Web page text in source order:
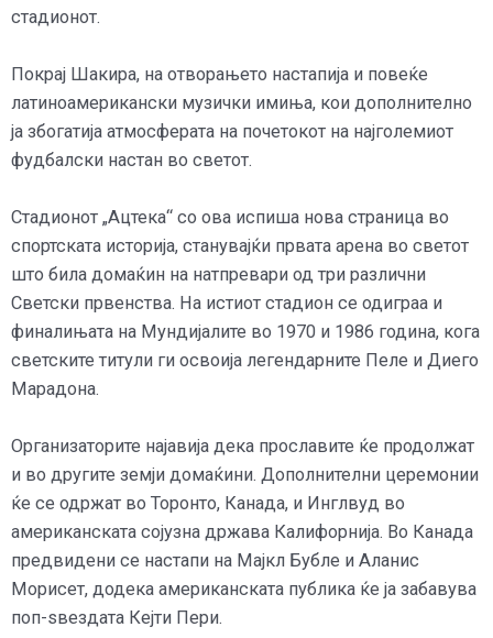
стадионот.
Покрај Шакира, на отворањето настапија и повеќе
латиноамерикански музички имиња, кои дополнително
ја збогатија атмосферата на почетокот на најголемиот
фудбалски настан во светот.
Стадионот „Ацтека“ со ова испиша нова страница во
спортската историја, станувајќи првата арена во светот
што била домаќин на натпревари од три различни
Светски првенства. На истиот стадион се одиграа и
финалињата на Мундијалите во 1970 и 1986 година, кога
светските титули ги освоија легендарните Пеле и Диего
Марадона.
Организаторите најавија дека прославите ќе продолжат
и во другите земји домаќини. Дополнителни церемонии
ќе се одржат во Торонто, Канада, и Инглвуд во
американската сојузна држава Калифорнија. Во Канада
предвидени се настапи на Мајкл Бубле и Аланис
Морисет, додека американската публика ќе ја забавува
поп-ѕвездата Кејти Пери.